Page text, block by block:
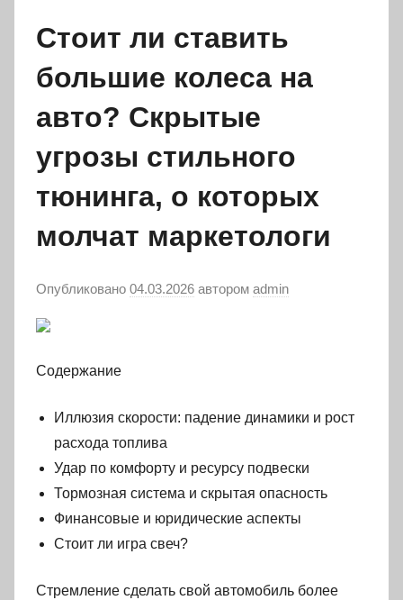
Стоит ли ставить
большие колеса на
авто? Скрытые
угрозы стильного
тюнинга, о которых
молчат маркетологи
Опубликовано 04.03.2026 автором admin
Содержание
Иллюзия скорости: падение динамики и рост
расхода топлива
Удар по комфорту и ресурсу подвески
Тормозная система и скрытая опасность
Финансовые и юридические аспекты
Стоит ли игра свеч?
Стремление сделать свой автомобиль более